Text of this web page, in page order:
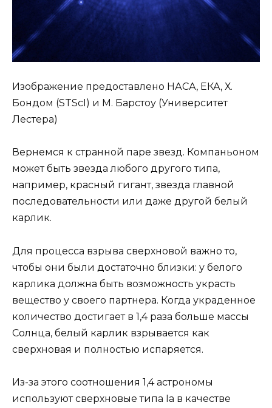
Изображение предоставлено НАСА, ЕКА, Х.
Бондом (STScI) и М. Барстоу (Университет
Лестера)
Вернемся к странной паре звезд. Компаньоном
может быть звезда любого другого типа,
например, красный гигант, звезда главной
последовательности или даже другой белый
карлик.
Для процесса взрыва сверхновой важно то,
чтобы они были достаточно близки: у белого
карлика должна быть возможность украсть
вещество у своего партнера. Когда украденное
количество достигает в 1,4 раза больше массы
Солнца, белый карлик взрывается как
сверхновая и полностью испаряется.
Из-за этого соотношения 1,4 астрономы
используют сверхновые типа Ia в качестве